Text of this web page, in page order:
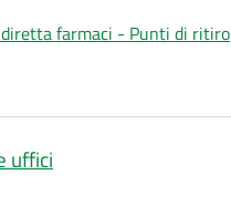
farmaci - Punti di ritiro
uffici